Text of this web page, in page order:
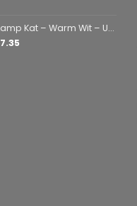
USB & Batterij – Decoratieve Tafellamp voor Kinderkamer – 28,5 x 24,5 cm